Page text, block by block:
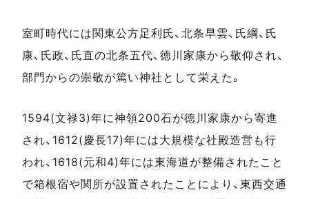
室町時代には関東公方足利氏、北条早雲、氏綱、氏
康、氏政、氏直の北条五代、徳川家康から敬仰され、
部門からの崇敬が篤い神社として栄えた。
1594(文禄3)年に神領200石が徳川家康から寄進
され、1612(慶長17)年には大規模な社殿造営も行
われ、1618(元和4)年には東海道が整備されたこと
で箱根宿や関所が設置されたことにより、東西交通